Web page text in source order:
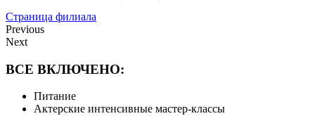
Страница филиала
Previous
Next
ВСЕ ВКЛЮЧЕНО:
Питание
Актерские интенсивные мастер-классы